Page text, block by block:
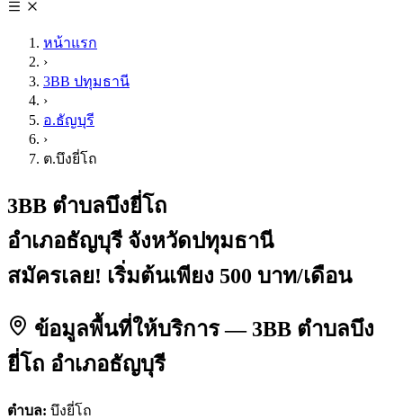
หน้าแรก
›
3BB ปทุมธานี
›
อ.ธัญบุรี
›
ต.บึงยี่โถ
3BB ตำบลบึงยี่โถ
อำเภอธัญบุรี จังหวัดปทุมธานี
สมัครเลย! เริ่มต้นเพียง 500 บาท/เดือน
ข้อมูลพื้นที่ให้บริการ — 3BB ตำบลบึง
ยี่โถ อำเภอธัญบุรี
ตำบล: บึงยี่โถ